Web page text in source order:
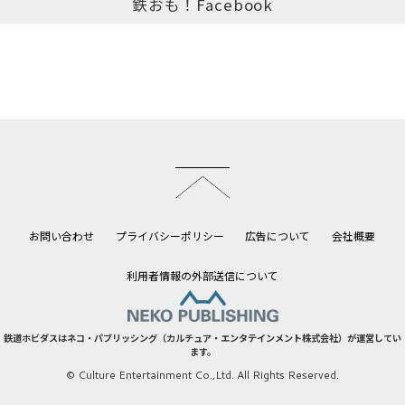
お問い合わせ プライバシーポリシー 広告について 会社概要
利用者情報の外部送信について
鉄道ホビダスはネコ・パブリッシング（カルチュア・エンタテインメント株式会社）が運営してい
ます。
© Culture Entertainment Co.,Ltd. All Rights Reserved.